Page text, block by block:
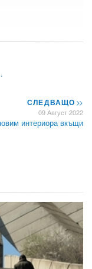
СЛЕДВАЩО>>
09 Август 2022
интериора вкъщи